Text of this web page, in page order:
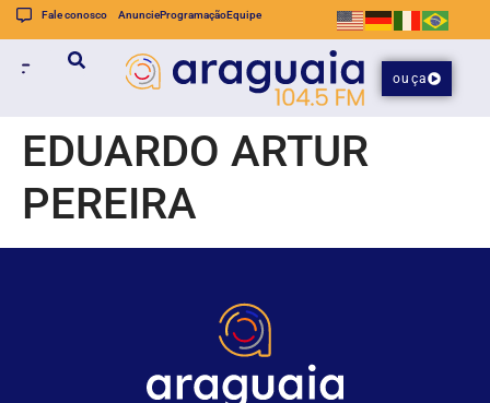
Fale conosco AnuncieProgramaçãoEquipe
ouça
EDUARDO ARTUR
PEREIRA